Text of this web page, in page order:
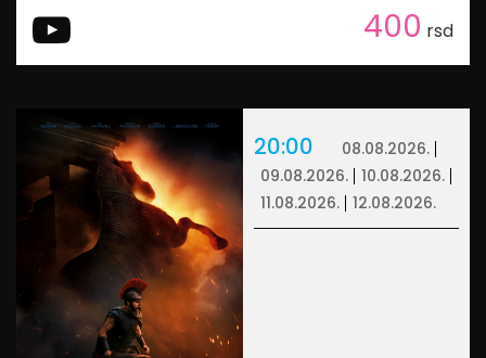
400 rsd
20:00
08.08.2026.
09.08.2026.
10.08.2026.
11.08.2026.
12.08.2026.